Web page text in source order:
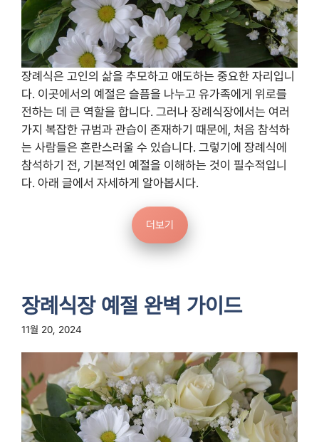
장례식은 고인의 삶을 추모하고 애도하는 중요한 자리입니
다. 이곳에서의 예절은 슬픔을 나누고 유가족에게 위로를
전하는 데 큰 역할을 합니다. 그러나 장례식장에서는 여러
가지 복잡한 규범과 관습이 존재하기 때문에, 처음 참석하
는 사람들은 혼란스러울 수 있습니다. 그렇기에 장례식에
참석하기 전, 기본적인 예절을 이해하는 것이 필수적입니
다. 아래 글에서 자세하게 알아봅시다.
더보기
장례식장 예절 완벽 가이드
11월 20, 2024